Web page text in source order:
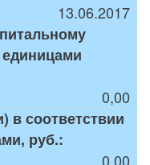
13.06.2017
0,00
в соответствии
руб.:
0,00